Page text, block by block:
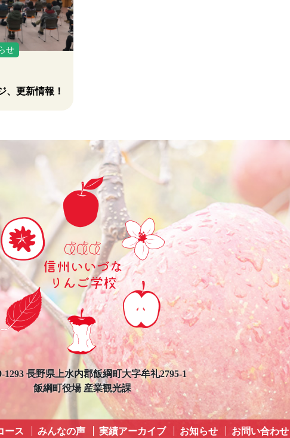
せ
、更新情報！
1293 長野県上水内郡飯綱町大字牟礼2795-1
飯綱町役場 産業観光課
ース みんなの声 実績アーカイブ お知らせ お問い合わせ